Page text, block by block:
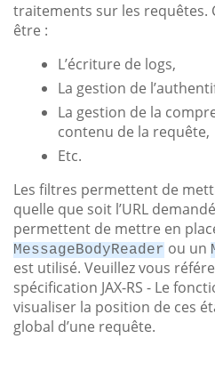
traitements sur les requêtes.
être :
L’écriture de logs,
La gestion de
La gestion de la
contenu de la requête,
Etc.
Les filtres permettent de
quelle que soit l’URL
permettent de mettre en
MessageBodyReader ou un
est utilisé. Veuillez vous
spécification JAX-RS - Le
visualiser la position de ces
global d’une requête.